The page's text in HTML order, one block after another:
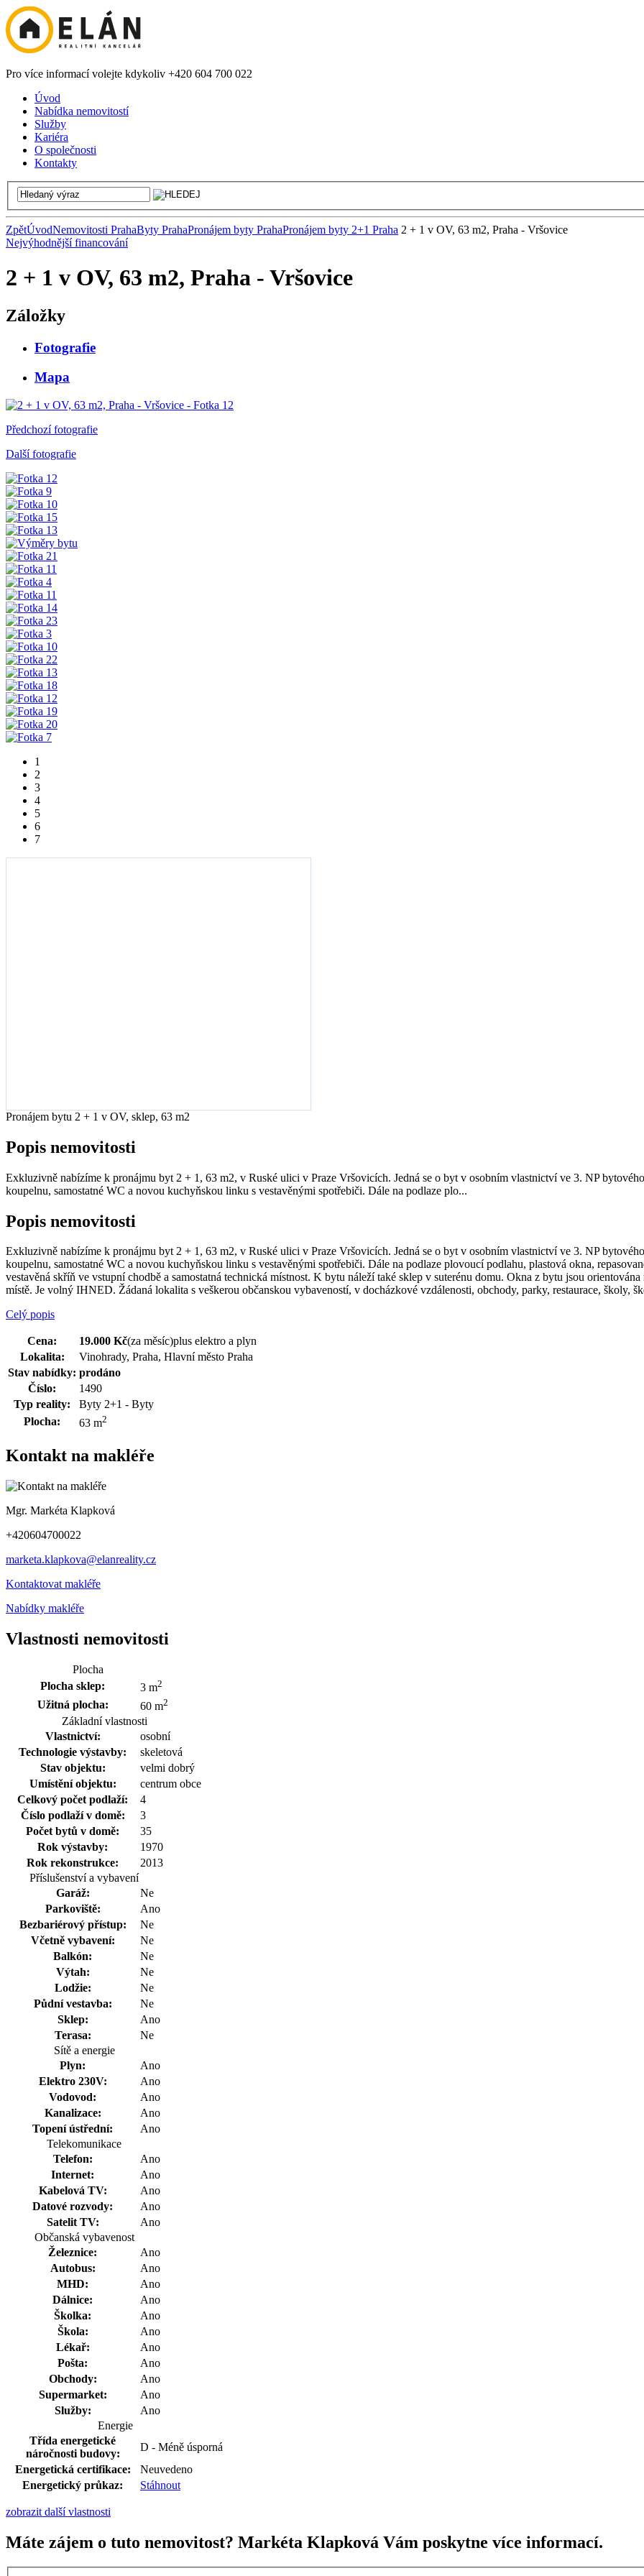
Pro více informací volejte kdykoliv +420 604 700 022
Úvod
Nabídka nemovitostí
Služby
Kariéra
O společnosti
Kontakty
ZpětÚvodNemovitosti PrahaByty PrahaPronájem byty PrahaPronájem byty 2+1 Praha 2 + 1 v OV, 63 m2, Praha - Vršovice
Nejvýhodnější financování
2 + 1 v OV, 63 m2, Praha - Vršovice
Záložky
Fotografie
Mapa
Předchozí fotografie
Další fotografie
1
2
3
4
5
6
7
Pronájem bytu 2 + 1 v OV, sklep, 63 m2
Popis nemovitosti
Exkluzivně nabízíme k pronájmu byt 2 + 1, 63 m2, v Ruské ulici v Praze Vršovicích. Jedná se o byt v osobním vlastnictví ve 3. NP
koupelnu, samostatné WC a novou kuchyňskou linku s vestavěnými spotřebiči. Dále na podlaze plo...
Popis nemovitosti
Exkluzivně nabízíme k pronájmu byt 2 + 1, 63 m2, v Ruské ulici v Praze Vršovicích. Jedná se o byt v osobním vlastnictví ve 3. NP
koupelnu, samostatné WC a novou kuchyňskou linku s vestavěnými spotřebiči. Dále na podlaze plovoucí podlahu, plastová okna,
vestavěná skříň ve vstupní chodbě a samostatná technická místnost. K bytu náleží také sklep v suterénu domu. Okna z bytu jsou
místě. Je volný IHNED. Žádaná lokalita s veškerou občanskou vybaveností, v docházkové vzdálenosti, obchody, parky, restaurace, školy,
Celý popis
Cena: 19.000 Kč(za měsíc)plus elektro a plyn
Lokalita:
Vinohrady, Praha, Hlavní město Praha
Stav nabídky: prodáno
Číslo:
1490
Typ reality:
Byty 2+1 - Byty
Plocha:
63 m2
Kontakt na makléře
Mgr. Markéta Klapková
+420604700022
marketa.klapkova@elanreality.cz
Kontaktovat makléře
Nabídky makléře
Vlastnosti nemovitosti
Plocha
Plocha sklep:
3 m2
Užitná plocha: 60 m2
Základní vlastnosti
Vlastnictví:
osobní
Technologie výstavby:
skeletová
Stav objektu:
velmi dobrý
Umístění objektu:
centrum obce
Celkový počet podlaží:
4
Číslo podlaží v domě:
3
Počet bytů v domě:
35
Rok výstavby:
1970
Rok rekonstrukce:
2013
Příslušenství a vybavení
Garáž:
Ne
Parkoviště:
Ano
Bezbariérový přístup:
Ne
Včetně vybavení:
Ne
Balkón:
Ne
Výtah:
Ne
Lodžie:
Ne
Půdní vestavba:
Ne
Sklep:
Ano
Terasa:
Ne
Sítě a energie
Plyn:
Ano
Elektro 230V:
Ano
Vodovod:
Ano
Kanalizace:
Ano
Topení ústřední:
Ano
Telekomunikace
Telefon:
Ano
Internet:
Ano
Kabelová TV:
Ano
Datové rozvody:
Ano
Satelit TV:
Ano
Občanská vybavenost
Železnice:
Ano
Autobus:
Ano
MHD:
Ano
Dálnice:
Ano
Školka:
Ano
Škola:
Ano
Lékař:
Ano
Pošta:
Ano
Obchody:
Ano
Supermarket:
Ano
Služby:
Ano
Energie
Třída energetické
náročnosti budovy:
D - Méně úsporná
Energetická certifikace:
Neuvedeno
Energetický průkaz:
Stáhnout
zobrazit další vlastnosti
Máte zájem o tuto nemovitost? Markéta Klapková Vám poskytne více informací.